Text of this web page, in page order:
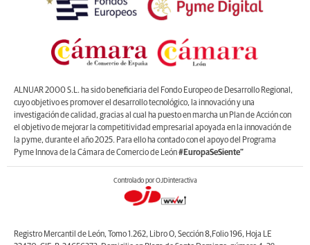
ALNUAR 2000 S.L. ha sido beneficiaria del Fondo Europeo de Desarrollo Regional,
cuyo objetivo es promover el desarrollo tecnológico, la innovación y una
investigación de calidad, gracias al cual ha puesto en marcha un Plan de Acción con
el objetivo de mejorar la competitividad empresarial apoyada en la innovación de
la pyme, durante el año 2025. Para ello ha contado con el apoyo del Programa
Pyme Innova de la Cámara de Comercio de León#EuropaSeSiente”
Controlado por OJDinteractiva
Registro Mercantil de León, Tomo 1.262, Libro O, Sección 8,Folio 196, Hoja LE